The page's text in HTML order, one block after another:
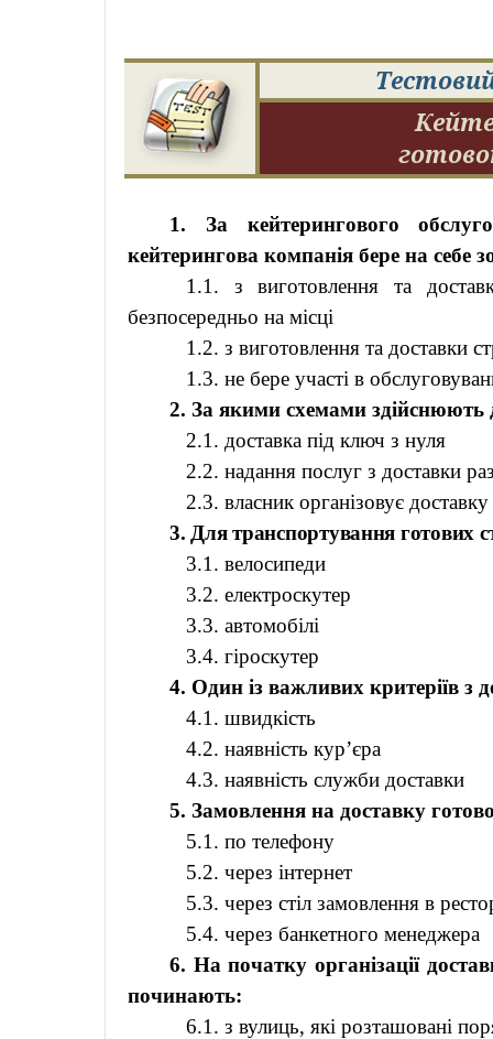
К
1. За кейтерингового
кейтерингова компанія бере на себе
1.1. з виготовлення та
безпосередньо на місці
1.2. звиготовлення та доставки
1.3. небере участі в
2. За якими схемами здійснюють
2.1. доставка під ключ з нуля
2.2. надання послуг з доставки
2.3. власник організовує
3. Для транспортування готових
3.1. велосипеди
3.2.електроскутер
3.3. автомобілі
3.4.гіроскутер
4. Один із важливих критеріїв з
4.1. швидкість
4.2. наявність кур’єра
4.3. наявність служби доставки
5. Замовлення на доставку
5.1. по телефону
5.2. через інтернет
5.3. через стіл замовлення в
5.4. через банкетного менеджера
6. На початку організації
починають:
6.1. з вулиць, які розташовані